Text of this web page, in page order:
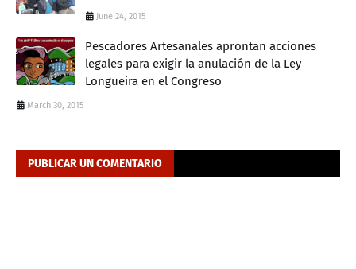
June 24, 2015
Pescadores Artesanales aprontan acciones
legales para exigir la anulación de la Ley
Longueira en el Congreso
March 30, 2015
PUBLICAR UN COMENTARIO